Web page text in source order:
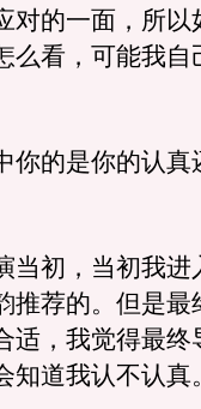
对的一面，所以
么看，可能我自
的是你的认真
当初，当初我进
推荐的。但是最
适，我觉得最终
知道我认不认真